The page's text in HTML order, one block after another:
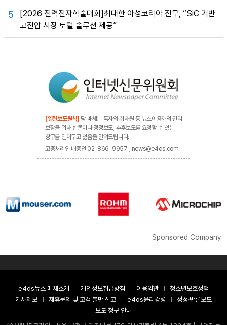
5
[2026 전력전자학술대회]최대한 아성코리아 전무, “SiC 기반
고전압 시장 토털 솔루션 제공”
[열린보도원칙] 당 매체는 독자와 취재원 등 뉴스이용자의 권리
보장을 위해 반론이나 정정보도, 추후보도를 요청할 수 있는
창구를 열어두고 있음을 알려드립니다.
고충처리인 배종인 02-866-9957 , news@e4ds.com
Sponsored Company
e4ds뉴스 매체소개 개인정보취급방침 이용약관
청소년보호정책
기사제보
제휴문의 및 고객 불만 신고 e4ds윤리강령
정정·반론보도
보도 청구 안내